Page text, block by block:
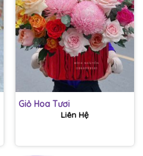
Giỏ Hoa Tươi
Liên Hệ